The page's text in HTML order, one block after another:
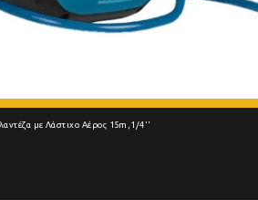
με Λάστιχο Αέρος 15m,1/4''